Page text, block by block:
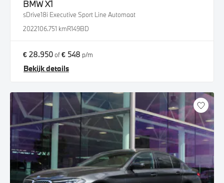
BMWX1
sDrive18i Executive Sport Line Automaat
2022106.751 kmR149BD
€ 28.950of€ 548 p/m
Bekijk details